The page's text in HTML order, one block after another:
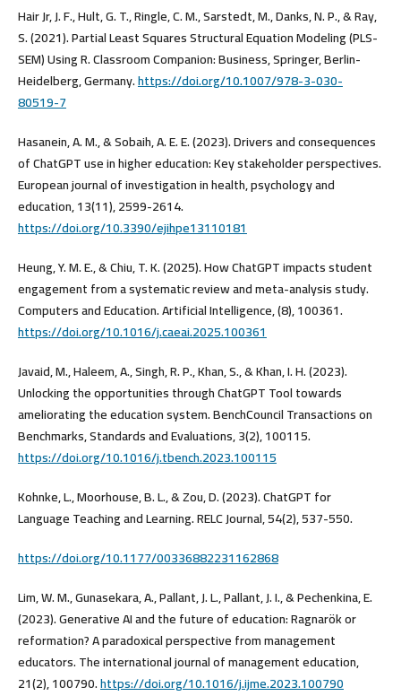
Hair Jr, J. F., Hult, G. T., Ringle, C. M., Sarstedt, M., Danks, N. P., & Ray,
S. (2021). Partial Least Squares Structural Equation Modeling (PLS-
SEM) Using R. Classroom Companion: Business, Springer, Berlin-
Heidelberg, Germany.https://doi.org/10.1007/978-3-030-
80519-7
Hasanein, A. M., & Sobaih, A. E. E. (2023). Drivers and consequences
of ChatGPT use in higher education: Key stakeholder perspectives.
European journal of investigation in health, psychology and
education, 13(11), 2599-2614.
https://doi.org/10.3390/ejihpe13110181
Heung, Y. M. E., & Chiu, T. K. (2025). How ChatGPT impacts student
engagement from a systematic review and meta-analysis study.
Computers and Education. Artificial Intelligence, (8), 100361.
https://doi.org/10.1016/j.caeai.2025.100361
Javaid, M., Haleem, A., Singh, R. P., Khan, S., & Khan, I. H. (2023).
Unlocking the opportunities through ChatGPT Tool towards
ameliorating the education system. BenchCouncil Transactions on
https://doi.org/10.1016/j.tbench.2023.100115
Kohnke, L., Moorhouse, B. L., & Zou, D. (2023). ChatGPT for
Language Teaching and Learning. RELC Journal, 54(2), 537-550.
https://doi.org/10.1177/00336882231162868
Lim, W. M., Gunasekara, A., Pallant, J. L., Pallant, J. I., & Pechenkina, E.
(2023). Generative AI and the future of education: Ragnarök or
reformation? A paradoxical perspective from management
educators. The international journal of management education,
21(2), 100790.https://doi.org/10.1016/j.ijme.2023.100790